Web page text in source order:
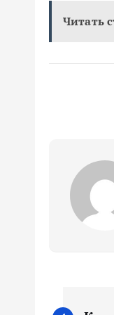
Читать
Н